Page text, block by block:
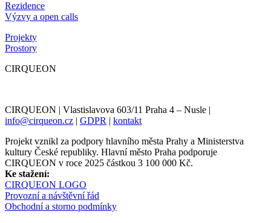
Rezidence
Výzvy a open calls
Projekty
Prostory
CIRQUEON
CIRQUEON | Vlastislavova 603/11 Praha 4 – Nusle |
info@cirqueon.cz | GDPR | kontakt
Projekt vznikl za podpory hlavního města Prahy a Ministerstva
kultury České republiky. Hlavní město Praha podporuje
CIRQUEON v roce 2025 částkou 3 100 000 Kč.
Ke stažení:
CIRQUEON LOGO
Provozní a návštěvní řád
Obchodní a storno podmínky